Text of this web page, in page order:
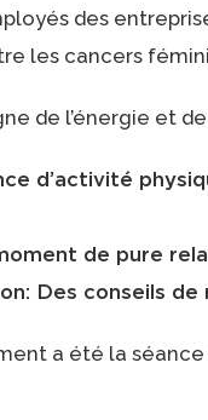
des
les cancers
de l’énergie et
d’activité
de pure
Des conseils
a été la